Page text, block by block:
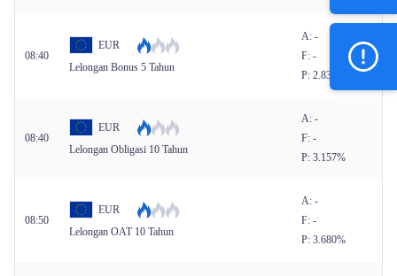
08:40
EUR
Lelongan Bonus 5 Tahun
A: -
F: -
P: 2.835%
08:40
EUR
Lelongan Obligasi 10 Tahun
A: -
F: -
P: 3.157%
08:50
EUR
Lelongan OAT 10 Tahun
A: -
F: -
P: 3.680%